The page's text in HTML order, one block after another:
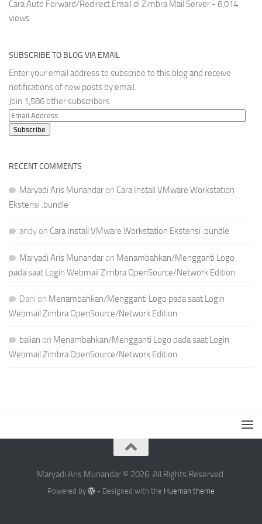
Cara Auto Forward/Redirect Email di Zimbra Mail Server - 6,014
views
SUBSCRIBE TO BLOG VIA EMAIL
Enter your email address to subscribe to this blog and receive
notifications of new posts by email.
Join 1,586 other subscribers
Email
Address
Subscribe
RECENT COMMENTS
Maryadi Aris Munandar on Cara Install VMware Workstation
Ekstensi .bundle
andy on Cara Install VMware Workstation Ekstensi .bundle
Maryadi Aris Munandar on Menambahkan/Mengganti Logo
pada saat Login Webmail Zimbra OpenSource/Network Edition
Dani on Menambahkan/Mengganti Logo pada saat Login
Webmail Zimbra OpenSource/Network Edition
balian on Menambahkan/Mengganti Logo pada saat Login
Webmail Zimbra OpenSource/Network Edition
Maryadi Aris Munandar © 2026. All Rights Reserved.
Powered by - Designed with the Hueman theme